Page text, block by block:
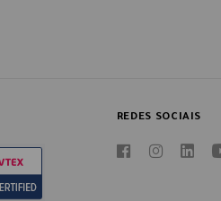
REDES SOCIAIS